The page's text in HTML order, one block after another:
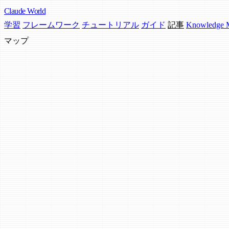
Claude World
学習 フレームワーク チュートリアル ガイド 記事 Knowledge
マップ